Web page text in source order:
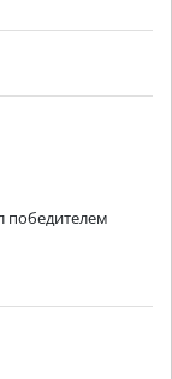
победителем